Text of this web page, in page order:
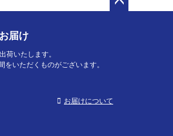
お届け
荷いたします。
いただくものがございます。
お届けについて